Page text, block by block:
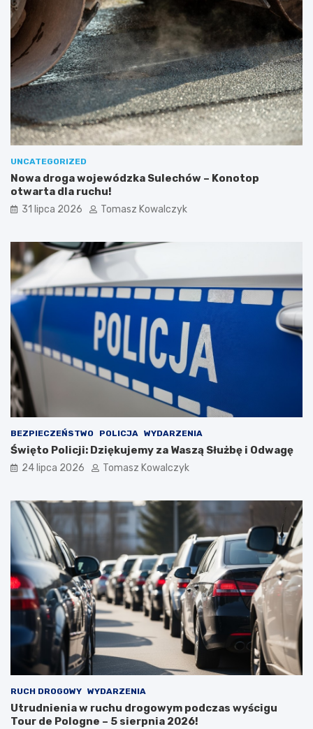
UNCATEGORIZED
Nowa droga wojewódzka Sulechów – Konotop
otwarta dla ruchu!
31 lipca 2026 Tomasz Kowalczyk
BEZPIECZEŃSTWO POLICJA WYDARZENIA
Święto Policji: Dziękujemy za Waszą Służbę i Odwagę
24 lipca 2026 Tomasz Kowalczyk
RUCH DROGOWY WYDARZENIA
Utrudnienia w ruchu drogowym podczas wyścigu
Tour de Pologne – 5 sierpnia 2026!